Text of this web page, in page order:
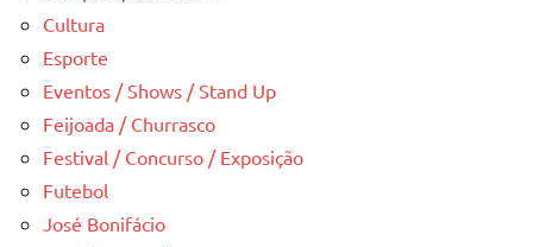
Cultura
Esporte
Eventos / Shows / Stand Up
Feijoada / Churrasco
Festival / Concurso / Exposição
Futebol
José Bonifácio